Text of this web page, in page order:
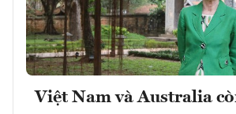
Việt Nam và Australia